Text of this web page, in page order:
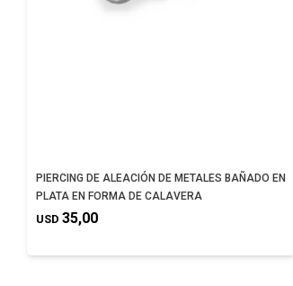
PIERCING DE ALEACIÓN DE METALES BAÑADO EN
PLATA EN FORMA DE CALAVERA
USD 35,00